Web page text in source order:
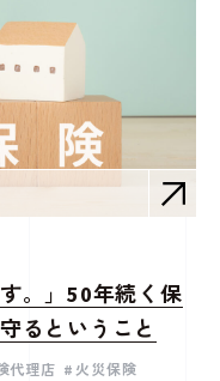
。」50年続く保
るということ
代理店
火災保険